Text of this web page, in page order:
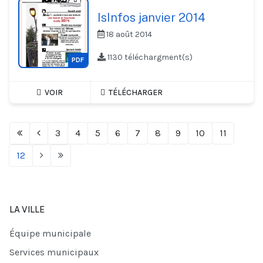
PDF
IsInfos janvier 2014
18 août 2014
1130 téléchargment(s)
VOIR TÉLÉCHARGER
3 4 5 6 7 8 9 10
11
12
LA VILLE
Équipe municipale
Services municipaux